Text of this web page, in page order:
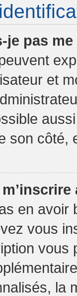
je pas
et
son côté,
en avoir
vous
la